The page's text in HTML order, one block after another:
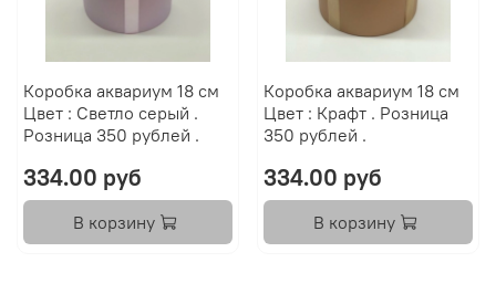
Коробка аквариум 18 см
Цвет : Светло серый .
Розница 350 рублей .
334.00 руб
В корзину
Коробка аквариум 18 см
Цвет : Крафт . Розница
350 рублей .
334.00 руб
В корзину